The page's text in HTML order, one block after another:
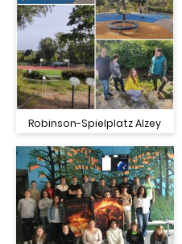
Robinson-Spielplatz Alzey